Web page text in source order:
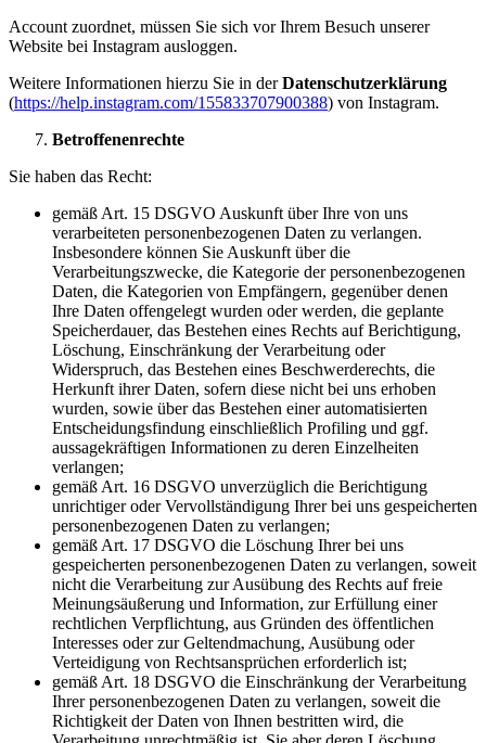
Account zuordnet, müssen Sie sich vor Ihrem Besuch unserer
Website bei Instagram ausloggen.
Weitere Informationen hierzu Sie in derDatenschutzerklärung
(https://help.instagram.com/155833707900388) von Instagram.
Betroffenenrechte
Sie haben das Recht:
gemäß Art. 15 DSGVO Auskunft über Ihre von uns
verarbeiteten personenbezogenen Daten zu verlangen.
Insbesondere können Sie Auskunft über die
Verarbeitungszwecke, die Kategorie der personenbezogenen
Daten, die Kategorien von Empfängern, gegenüber denen
Ihre Daten offengelegt wurden oder werden, die geplante
Speicherdauer, das Bestehen eines Rechts auf Berichtigung,
Löschung, Einschränkung der Verarbeitung oder
Widerspruch, das Bestehen eines Beschwerderechts, die
Herkunft ihrer Daten, sofern diese nicht bei uns erhoben
wurden, sowie über das Bestehen einer automatisierten
Entscheidungsfindung einschließlich Profiling und ggf.
aussagekräftigen Informationen zu deren Einzelheiten
verlangen;
gemäß Art. 16 DSGVO unverzüglich die Berichtigung
unrichtiger oder Vervollständigung Ihrer bei uns gespeicherten
personenbezogenen Daten zu verlangen;
gemäß Art. 17 DSGVO die Löschung Ihrer bei uns
gespeicherten personenbezogenen Daten zu verlangen, soweit
nicht die Verarbeitung zur Ausübung des Rechts auf freie
Meinungsäußerung und Information, zur Erfüllung einer
rechtlichen Verpflichtung, aus Gründen des öffentlichen
Interesses oder zur Geltendmachung, Ausübung oder
Verteidigung von Rechtsansprüchen erforderlich ist;
gemäß Art. 18 DSGVO die Einschränkung der Verarbeitung
Ihrer personenbezogenen Daten zu verlangen, soweit die
Richtigkeit der Daten von Ihnen bestritten wird, die